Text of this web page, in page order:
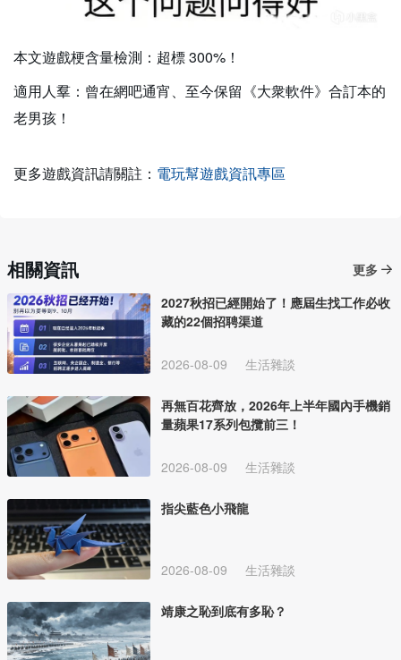
本文遊戲梗含量檢測：超標 300%！
適用人羣：曾在網吧通宵、至今保留《大衆軟件》合訂本的
老男孩！
更多遊戲資訊請關註： 電玩幫遊戲資訊專區
相關資訊
更多
2027秋招已經開始了！應屆生找工作必收
藏的22個招聘渠道
2026-08-09 生活雜談
再無百花齊放，2026年上半年國內手機銷
量蘋果17系列包攬前三！
2026-08-09 生活雜談
指尖藍色小飛龍
2026-08-09 生活雜談
靖康之恥到底有多恥？